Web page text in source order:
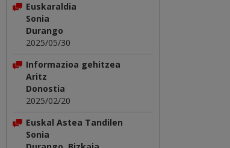
Euskaraldia
Sonia
Durango
2025/05/30
Informazioa gehitzea
Aritz
Donostia
2025/02/20
Euskal Astea Tandilen
Sonia